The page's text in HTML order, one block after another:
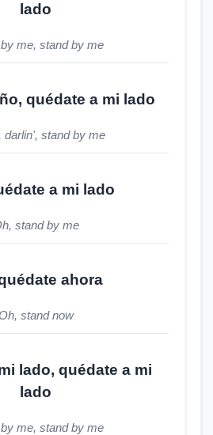
lado
me, stand by me
quédate a mi lado
darlin', stand by me
a mi lado
stand by me
ahora
stand now
lado, quédate a mi
lado
me, stand by me